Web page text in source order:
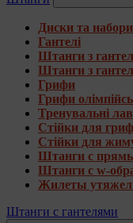
Диски та набори
Гантелі
Штанги з
Штанги з
Грифи
Грифи
Тренувальні
Стійки для
Стійки для
Штанги с
Штанги с w-
Жилеты
Штанги с гантелями